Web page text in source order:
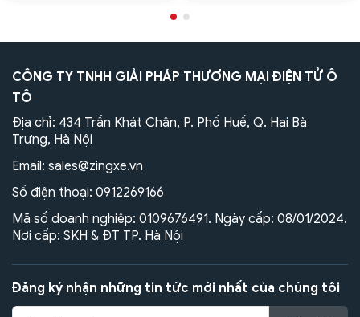
CÔNG TY TNHH GIẢI PHÁP THƯƠNG MẠI ĐIỆN TỬ Ô
TÔ
Địa chỉ: 434 Trần Khát Chân, P. Phố Huế, Q. Hai Bà
Trưng, Hà Nội
Email: sales@zingxe.vn
Số điện thoại: 0912269166
Mã số doanh nghiệp: 0109676491. Ngày cấp: 08/01/2024.
Nơi cấp: SKH & ĐT TP. Hà Nội
Đăng ký nhận những tin tức mới nhất của chúng tôi